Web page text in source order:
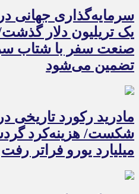
سرمایه‌گذاری جهانی
صنعت سفر با شتاب
تضمین می‌شود
مادرید رکورد تاریخی
میلیارد یورو فراتر رفت